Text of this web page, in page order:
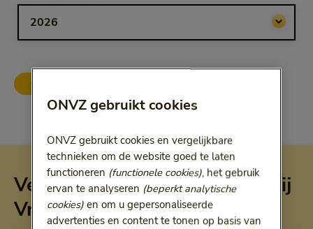
Bij het kiezen van een optie volgt een doorgestuurde link.
ONVZ Vrije Keuze
Vergoeding per verzekering bij
Vrije Keuze
ONVZ gebruikt cookies
ONVZ gebruikt cookies en vergelijkbare
technieken om de website goed te laten
functioneren (functionele cookies), het gebruik
ervan te analyseren (beperkt analytische
cookies)en om u gepersonaliseerde
advertenties en content te tonen op basis van